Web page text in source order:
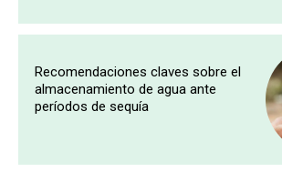
Recomendaciones claves sobre el
almacenamiento de agua ante
períodos de sequía